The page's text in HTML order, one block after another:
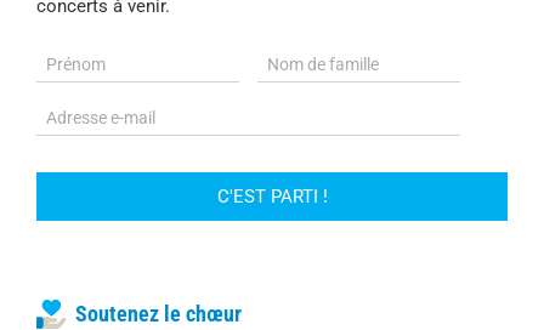
concerts à venir.
Soutenez le chœur